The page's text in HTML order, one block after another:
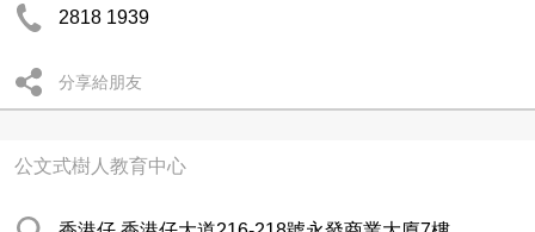
2818 1939
分享給朋友
公文式樹人教育中心